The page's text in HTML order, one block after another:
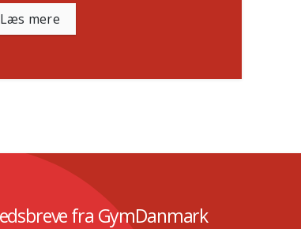
Læs mere
fra GymDanmark